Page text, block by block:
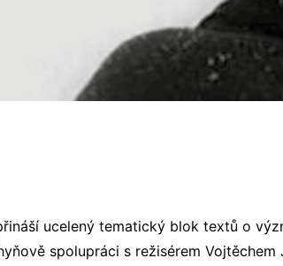
ucelený tematický blok textů o
spolupráci s režisérem